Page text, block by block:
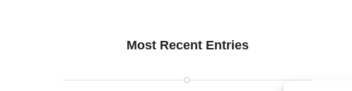
Most Recent Entries